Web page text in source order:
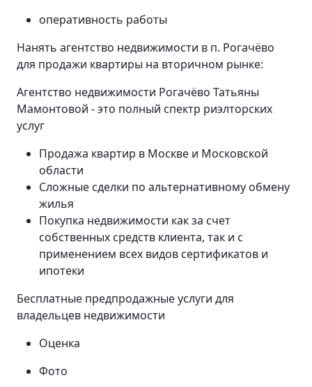
оперативность работы
Нанять агентство недвижимости в п. Рогачёво
для продажи квартиры на вторичном рынке:
Агентство недвижимости Рогачёво Татьяны
Мамонтовой - это полный спектр риэлторских
услуг
Продажа квартир в Москве и Московской
области
Сложные сделки по альтернативному обмену
жилья
Покупка недвижимости как за счет
собственных средств клиента, так и с
применением всех видов сертификатов и
ипотеки
Бесплатные предпродажные услуги для
владельцев недвижимости
Оценка
Фото